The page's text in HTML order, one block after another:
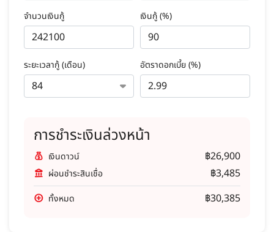
จำนวนเงินกู้ เงินกู้ (%)
ระยะเวลากู้ (เดือน) อัตราดอกเบี้ย (%)
การชำระเงินล่วงหน้า
เงินดาวน์ ฿26,900
ผ่อนชำระสินเชื่อ ฿3,485
ทั้งหมด ฿30,385